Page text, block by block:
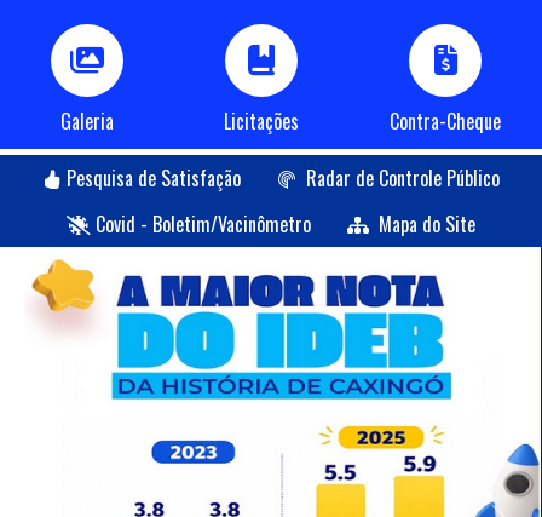
Galeria Licitações
Contra-Cheque
Pesquisa de Satisfação
Radar de Controle Público
Covid - Boletim/Vacinômetro
Mapa do Site